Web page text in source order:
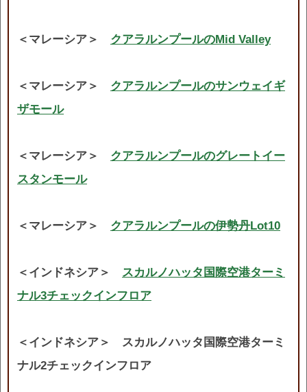
＜マレーシア＞ クアラルンプールのMid Valley
＜マレーシア＞ クアラルンプールのサンウェイギ
ザモール
＜マレーシア＞ クアラルンプールのグレートイー
スタンモール
＜マレーシア＞ クアラルンプールの伊勢丹Lot10
＜インドネシア＞ スカルノハッタ国際空港ターミ
ナル3チェックインフロア
＜インドネシア＞ スカルノハッタ国際空港ターミ
ナル2チェックインフロア